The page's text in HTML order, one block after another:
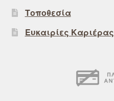
Τοποθεσία
Ευκαιρίες Καριέρας